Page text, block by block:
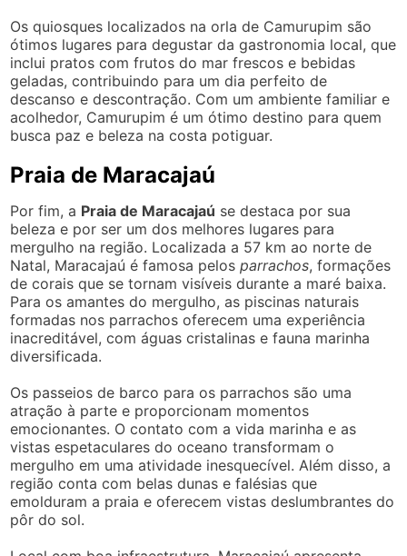
Os quiosques localizados na orla de Camurupim são
ótimos lugares para degustar da gastronomia local, que
inclui pratos com frutos do mar frescos e bebidas
geladas, contribuindo para um dia perfeito de
descanso e descontração. Com um ambiente familiar e
acolhedor, Camurupim é um ótimo destino para quem
busca paz e beleza na costa potiguar.
Praia de Maracajaú
Por fim, a Praia de Maracajaú se destaca por sua
beleza e por ser um dos melhores lugares para
mergulho na região. Localizada a 57 km ao norte de
Natal, Maracajaú é famosa pelosparrachos, formações
de corais que se tornam visíveis durante a maré baixa.
Para os amantes do mergulho, as piscinas naturais
formadas nos parrachos oferecem uma experiência
inacreditável, com águas cristalinas e fauna marinha
diversificada.
Os passeios de barco para os parrachos são uma
atração à parte e proporcionam momentos
emocionantes. O contato com a vida marinha e as
vistas espetaculares do oceano transformam o
mergulho em uma atividade inesquecível. Além disso, a
região conta com belas dunas e falésias que
emolduram a praia e oferecem vistas deslumbrantes do
pôr do sol.